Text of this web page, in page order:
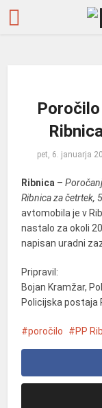
pet, 6. januarja
Ribnica –
Ribnica za četrtek,
avtomobila je v
nastalo za okoli
napisan uradni
Pripravil:
Bojan Kramžar,
Policijska postaja
poročilo PP